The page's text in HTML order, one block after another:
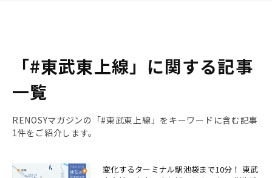
「#東武東上線」に関する記事
一覧
RENOSYマガジンの「#東武東上線」をキーワードに含む記事
1件をご紹介します。
変化するターミナル駅池袋まで10分！ 東武